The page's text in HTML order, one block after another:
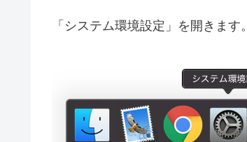
「システム環境設定」を開きます。